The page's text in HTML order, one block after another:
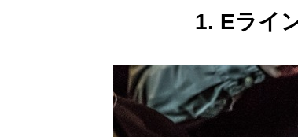
1. Eライ